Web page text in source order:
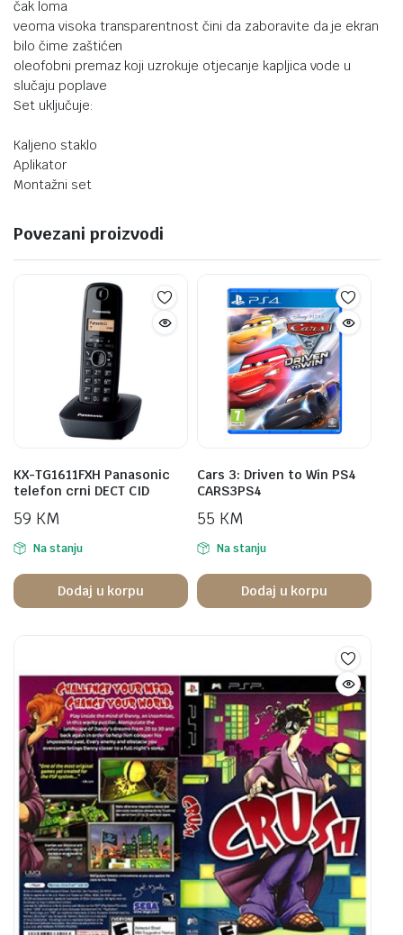
čak loma
veoma visoka transparentnost čini da zaboravite da je ekran
bilo čime zaštićen
oleofobni premaz koji uzrokuje otjecanje kapljica vode u
slučaju poplave
Set uključuje:
Kaljeno staklo
Aplikator
Montažni set
Povezani proizvodi
KX-TG1611FXH Panasonic
telefon crni DECT CID
59 KM
Na stanju
Dodaj u korpu
Cars 3: Driven to Win PS4
CARS3PS4
55 KM
Na stanju
Dodaj u korpu